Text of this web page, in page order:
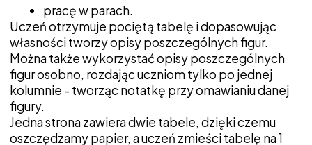
pracę w parach.
Uczeń otrzymuje pociętą tabelę i dopasowując
własności tworzy opisy poszczególnych figur.
Można także wykorzystać opisy poszczególnych
figur osobno, rozdając uczniom tylko po jednej
kolumnie - tworząc notatkę przy omawianiu danej
figury.
Jedna strona zawiera dwie tabele, dzięki czemu
oszczędzamy papier, a uczeń zmieści tabelę na 1